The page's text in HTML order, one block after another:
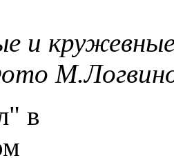
и